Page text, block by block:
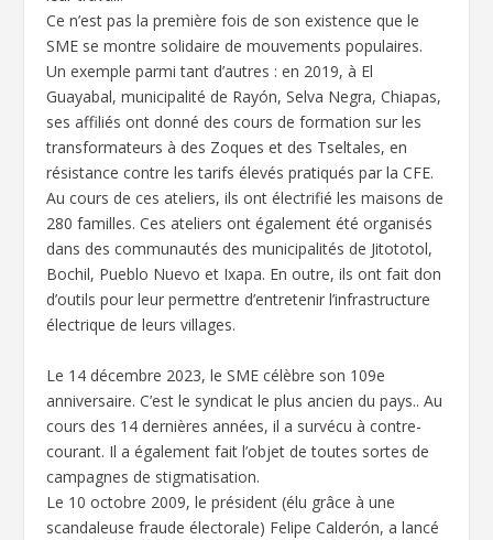
Ce n’est pas la première fois de son existence que le
SME se montre solidaire de mouvements populaires.
Un exemple parmi tant d’autres : en 2019, à El
Guayabal, municipalité de Rayón, Selva Negra, Chiapas,
ses affiliés ont donné des cours de formation sur les
transformateurs à des Zoques et des Tseltales, en
résistance contre les tarifs élevés pratiqués par la CFE.
Au cours de ces ateliers, ils ont électrifié les maisons de
280 familles. Ces ateliers ont également été organisés
dans des communautés des municipalités de Jitototol,
Bochil, Pueblo Nuevo et Ixapa. En outre, ils ont fait don
d’outils pour leur permettre d’entretenir l’infrastructure
électrique de leurs villages.
Le 14 décembre 2023, le SME célèbre son 109e
anniversaire. C’est le syndicat le plus ancien du pays.. Au
cours des 14 dernières années, il a survécu à contre-
courant. Il a également fait l’objet de toutes sortes de
campagnes de stigmatisation.
Le 10 octobre 2009, le président (élu grâce à une
scandaleuse fraude électorale) Felipe Calderón, a lancé